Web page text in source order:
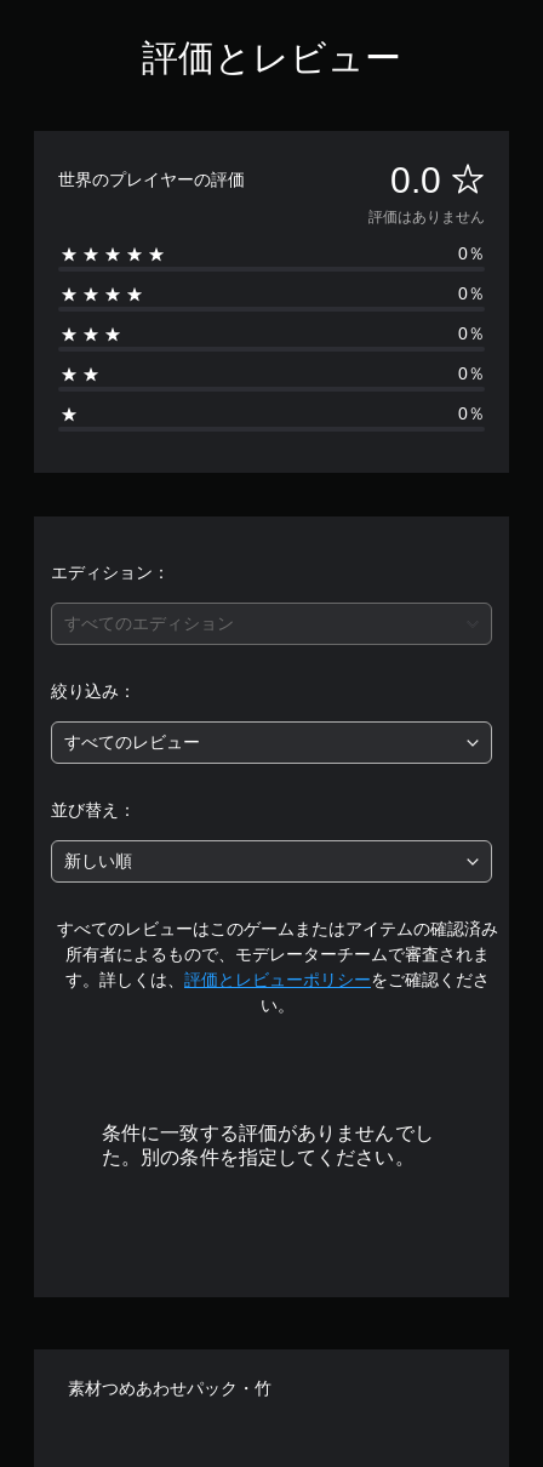
評価とレビュー
世界のプレイヤーの評価 0.0 評
価
は
あ
ま
評価はありません
0％
0％
0％
0％
0％
エディション：
すべてのエディション
絞り込み：
すべてのレビュー
並び替え：
新しい順
すべてのレビューはこのゲームまたはアイテムの確認済み
所有者によるもので、モデレーターチームで審査されま
す。詳しくは、 評価とレビューポリシーをご確認くださ
い。
条件に一致する評価がありませんでし
た。別の条件を指定してください。
素材つめあわせパック・竹